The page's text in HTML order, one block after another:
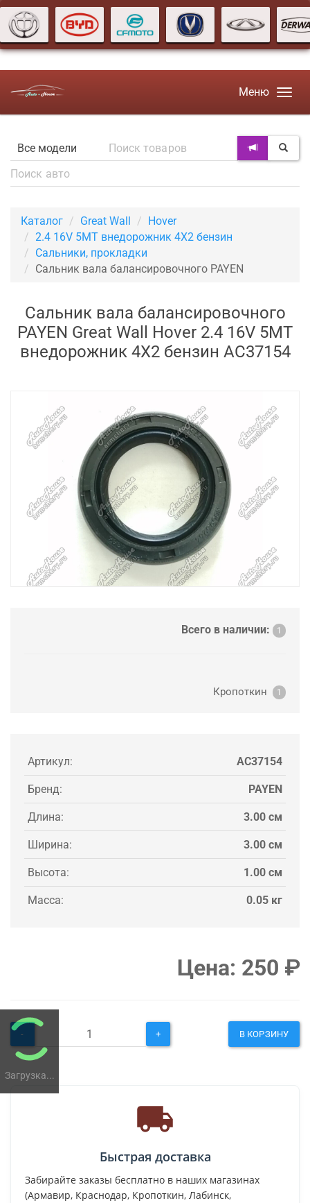
Загрузка...
Меню
Каталог Great Wall
Hover
2.4 16V 5MT внедорожник 4X2 бензин
Сальники, прокладки
Сальник вала балансировочного PAYEN
Сальник вала балансировочного
PAYEN Great Wall Hover 2.4 16V 5MT
внедорожник 4X2 бензин AC37154
Всего в наличии: 1
Кропоткин 1
Артикул: AC37154
Бренд: PAYEN
Длина: 3.00 см
Ширина: 3.00 см
Высота: 1.00 см
Масса: 0.05 кг
Цена: 250 ₽
- + В КОРЗИНУ
Быстрая доставка
Забирайте заказы бесплатно в наших магазинах
(Армавир, Краснодар, Кропоткин, Лабинск,